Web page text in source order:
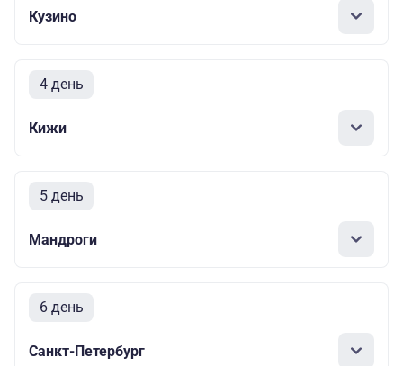
Кузино
4 день
Кижи
5 день
Мандроги
6 день
Санкт-Петербург